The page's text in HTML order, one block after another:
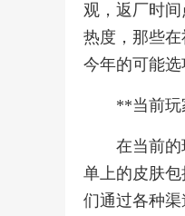
观，返厂时
热度，那些
今年的可能选
**当前玩
在当前
单上的皮肤
们通过各种